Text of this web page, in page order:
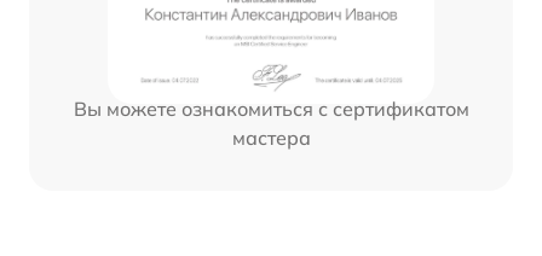
Вы можете ознакомиться с сертификатом
мастера